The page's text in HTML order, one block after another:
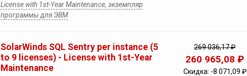
License with 1st-Year Maintenance, экземпляр
программы для ЭВМ
SolarWinds SQL Sentry per instance (5
to 9 licenses) - License with 1st-Year
Maintenance
269 036,17 ₽
260 965,08 ₽
Скидка: -8 071,09 ₽